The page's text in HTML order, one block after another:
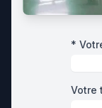
*
Votre